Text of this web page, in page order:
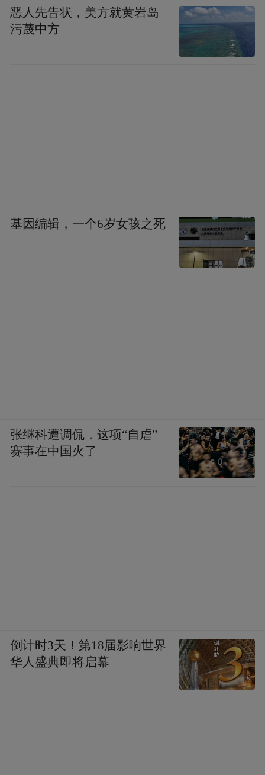
恶人先告状，美方就黄岩岛
污蔑中方
基因编辑，一个6岁女孩之死
张继科遭调侃，这项“自虐”
赛事在中国火了
倒计时3天！第18届影响世界
华人盛典即将启幕